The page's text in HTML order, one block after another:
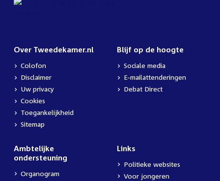
Over Tweedekamer.nl
Colofon
Disclaimer
Uw privacy
Cookies
Toegankelijkheid
Sitemap
Blijf op de hoogte
Sociale media
E-mailattenderingen
Debat Direct
Ambtelijke
ondersteuning
Organogram
Links
Politieke websites
Voor jongeren